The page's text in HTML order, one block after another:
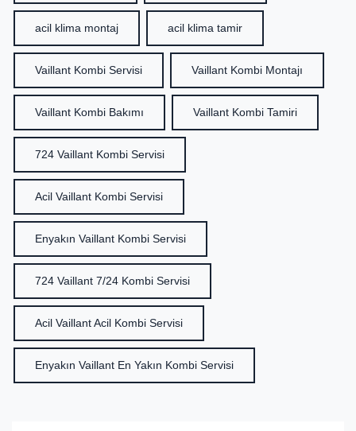
acil klima montaj acil klima tamir
Vaillant Kombi Servisi Vaillant Kombi Montajı
Vaillant Kombi Bakımı Vaillant Kombi Tamiri
724 Vaillant Kombi Servisi
Acil Vaillant Kombi Servisi
Enyakın Vaillant Kombi Servisi
724 Vaillant 7/24 Kombi Servisi
Acil Vaillant Acil Kombi Servisi
Enyakın Vaillant En Yakın Kombi Servisi